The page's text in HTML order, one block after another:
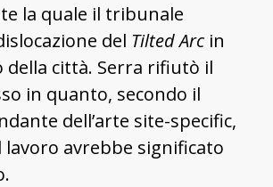
la quale il tribunale
del Tilted Arc in
della città. Serra rifiutò il
in quanto, secondo il
dell’arte site-specific,
avrebbe significato